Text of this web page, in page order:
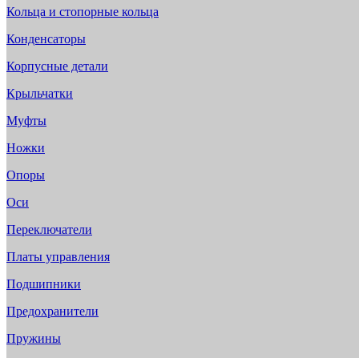
Кольца и стопорные кольца
Конденсаторы
Корпусные детали
Крыльчатки
Муфты
Ножки
Опоры
Оси
Переключатели
Платы управления
Подшипники
Предохранители
Пружины